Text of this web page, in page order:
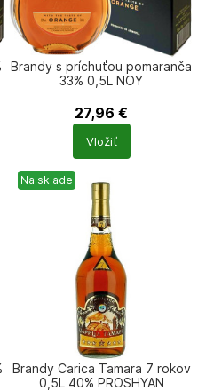
Brandy s príchuťou pomaranča
33% 0,5L NOY
27,96 €
Počet
produktů
Vložiť
Na sklade
Brandy Carica Tamara 7 rokov
0,5L 40% PROSHYAN